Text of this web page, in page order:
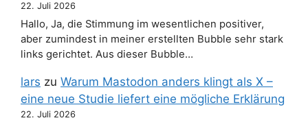
22. Juli 2026
Hallo, Ja, die Stimmung im wesentlichen positiver,
aber zumindest in meiner erstellten Bubble sehr stark
links gerichtet. Aus dieser Bubble…
lars zu Warum Mastodon anders klingt als X –
eine neue Studie liefert eine mögliche Erklärung
22. Juli 2026